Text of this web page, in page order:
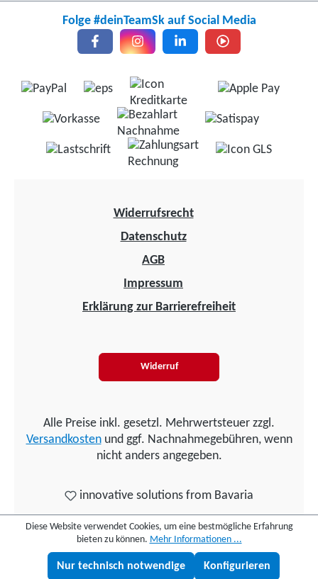
Folge #deinTeamSk auf Social Media
Widerrufsrecht
Datenschutz
AGB
Impressum
Erklärung zur Barrierefreiheit
Widerruf
Alle Preise inkl. gesetzl. Mehrwertsteuer zzgl.
Versandkostenund ggf. Nachnahmegebühren, wenn
nicht anders angegeben.
innovative solutions from Bavaria
Diese Website verwendet Cookies, um eine bestmögliche Erfahrung
bieten zu können. Mehr Informationen ...
Nur technisch notwendige Konfigurieren